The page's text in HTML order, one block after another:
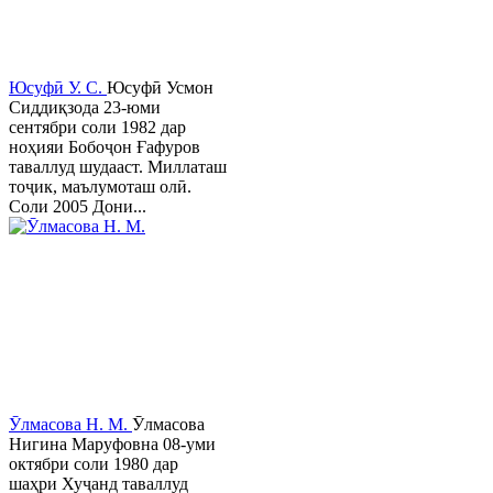
Юсуфӣ У. C. Юсуфӣ Усмон
Сиддиқзода 23-юми
сентябри соли 1982 дар
ноҳияи Бобоҷон Ғафуров
таваллуд шудааст. Миллаташ
тоҷик, маълумоташ олӣ.
Соли 2005 Дони...
Ӯлмасова Н. М. Ӯлмасова
Нигина Маруфовна 08-уми
октябри соли 1980 дар
шаҳри Хуҷанд таваллуд